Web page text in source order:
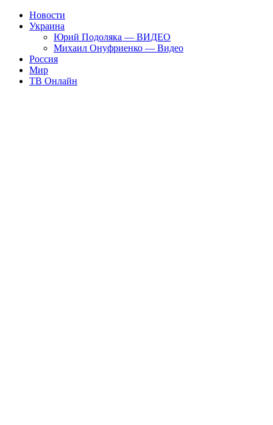
Новости
Украина
Юрий Подоляка — ВИДЕО
Михаил Онуфриенко — Видео
Россия
Мир
ТВ Онлайн